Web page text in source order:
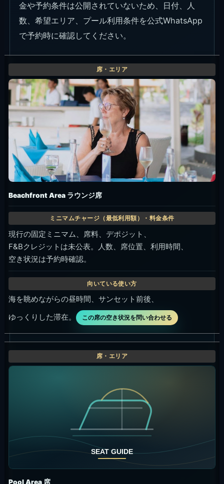
金や予約条件は公開されていないため、日付、人
数、希望エリア、プール利用条件を公式WhatsApp
で予約時に確認してください。
Beachfront Area ラウンジ席
現行の固定ミニマム、席料、デポジット、
F&Bクレジットは未公表。人数、席位置、利用時間、
空き状況は予約時確認。
海を眺めながらの昼時間、サンセット前後、
ゆっくりした滞在。
この席の空き状況を問い合わせる
Pool Area 席